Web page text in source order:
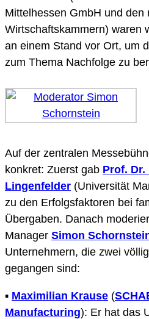
Mittelhessen GmbH und den
Wirtschaftskammern) waren
an einem Stand vor Ort, um
zum Thema Nachfolge zu
Auf der zentralen
konkret: Zuerst gab Prof. Dr.
Lingenfelder (Universität
zu den Erfolgsfaktoren bei
Übergaben. Danach
Manager Simon
Unternehmern, die zwei
gegangen sind:
▪️ Maximilian Krause (
Manufacturing): Er hat das